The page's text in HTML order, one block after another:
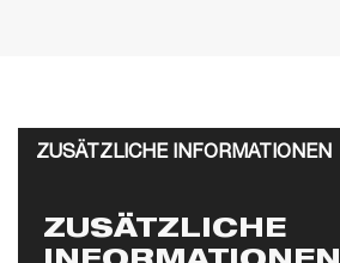
ZUSÄTZLICHE INFORMATIONEN
ZUSÄTZLICHE